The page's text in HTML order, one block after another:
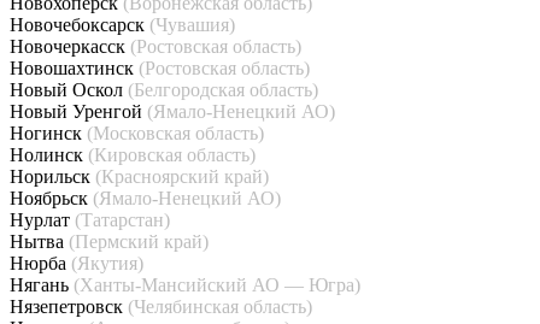
Новочебоксарск (Чувашия)
Новочеркасск (Ростовская область)
Новошахтинск (Ростовская область)
Новый Оскол (Белгородская область)
Новый Уренгой (Ямало-Ненецкий АО)
Ногинск (Московская область)
Нолинск (Кировская область)
Норильск (Красноярский край)
Ноябрьск (Ямало-Ненецкий АО)
Нурлат (Татарстан)
Нытва (Пермский край)
Нюрба (Якутия)
Нягань (Ханты-Мансийский АО — Югра)
Нязепетровск (Челябинская область)